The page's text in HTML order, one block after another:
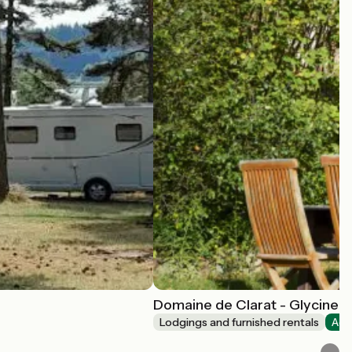
Domaine de Clarat - Glycine
Lodgings and furnished rentals